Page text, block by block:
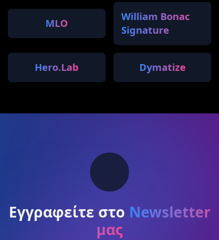
MLO
William Bonac
Signature
Hero.Lab Dymatize
Εγγραφείτε στο Newsletter
μας